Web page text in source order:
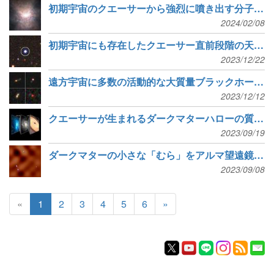
初期宇宙のクエーサーから強烈に噴き出す分子ガス
2024/02/08
初期宇宙にも存在したクエーサー直前段階の天体「ブルドッグ」
2023/12/22
遠方宇宙に多数の活動的な大質量ブラックホールが存在
2023/12/12
クエーサーが生まれるダークマターハローの質量はほぼ同じ
2023/09/19
ダークマターの小さな「むら」をアルマ望遠鏡で初検出
2023/09/08
« 1 2 3 4 5 6 »